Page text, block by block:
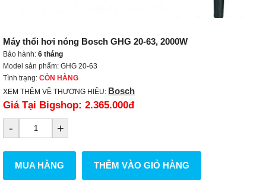
Máy thổi hơi nóng Bosch GHG 20-63, 2000W
Bảo hành: 6 tháng
Model sản phẩm: GHG 20-63
Tình trạng: CÒN HÀNG
XEM THÊM VỀ THƯƠNG HIỆU: Bosch
Giá Tại Bigshop: 2.365.000đ
- +
MUA HÀNG THÊM VÀO GIỎ HÀNG